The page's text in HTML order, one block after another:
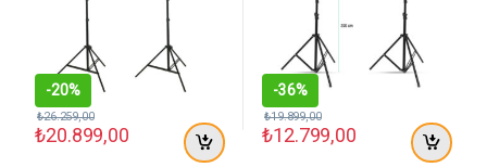
-20%
₺20.899,00
₺26.259,00
-36%
₺12.799,00
₺19.899,00